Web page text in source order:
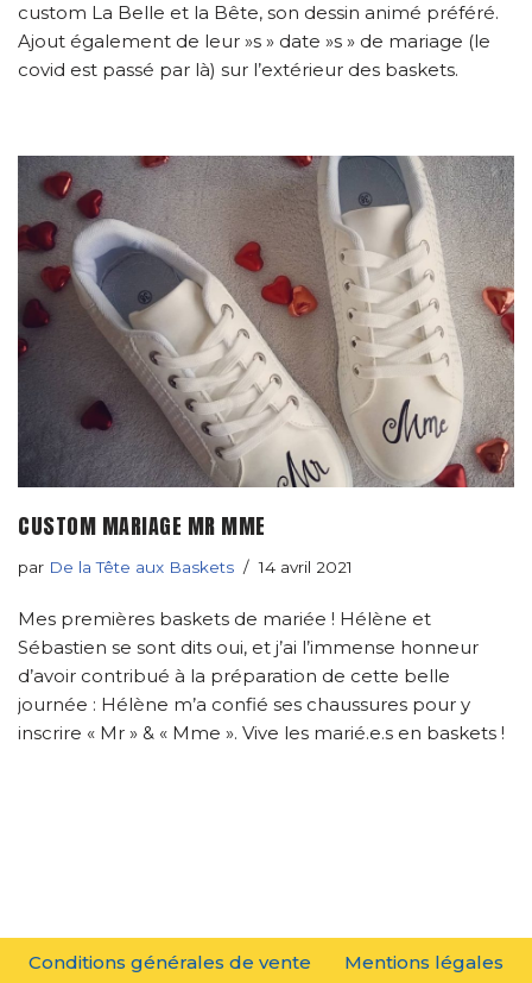
custom La Belle et la Bête, son dessin animé préféré.
Ajout également de leur »s » date »s » de mariage (le
covid est passé par là) sur l’extérieur des baskets.
CUSTOM MARIAGE MR MME
par De la Tête aux Baskets 14 avril 2021
Mes premières baskets de mariée ! Hélène et
Sébastien se sont dits oui, et j’ai l’immense honneur
d’avoir contribué à la préparation de cette belle
journée : Hélène m’a confié ses chaussures pour y
inscrire « Mr » & « Mme ». Vive les marié.e.s en baskets !
Conditions générales de vente Mentions légales